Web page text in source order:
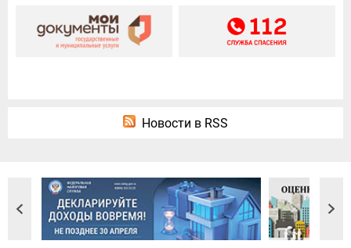
Новости в RSS